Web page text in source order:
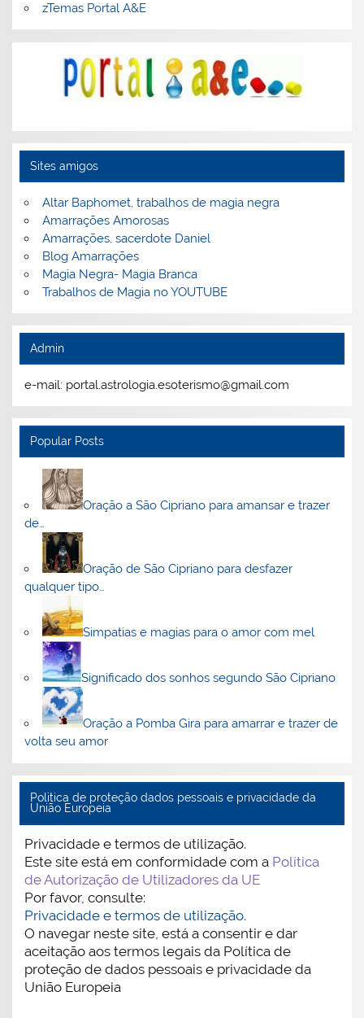
zTemas Portal A&E
Sites amigos
Altar Baphomet, trabalhos de magia negra
Amarrações Amorosas
Amarrações, sacerdote Daniel
Blog Amarrações
Magia Negra- Magia Branca
Trabalhos de Magia no YOUTUBE
Admin
e-mail: portal.astrologia.esoterismo@gmail.com
Popular Posts
Oração a São Cipriano para amansar e trazer
de…
Oração de São Cipriano para desfazer
qualquer tipo…
Simpatias e magias para o amor com mel
Significado dos sonhos segundo São Cipriano
Oração a Pomba Gira para amarrar e trazer de
volta seu amor
Politica de proteção dados pessoais e privacidade da
União Europeia
Privacidade e termos de utilização.
Este site está em conformidade com a Política
de Autorização de Utilizadores da UE
Por favor, consulte:
Privacidade e termos de utilização.
O navegar neste site, está a consentir e dar
aceitação aos termos legais da Política de
proteção de dados pessoais e privacidade da
União Europeia